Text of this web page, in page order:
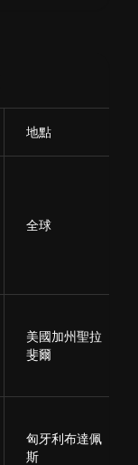
地點
全球
美國加州聖拉
斐爾
匈牙利布達佩
斯